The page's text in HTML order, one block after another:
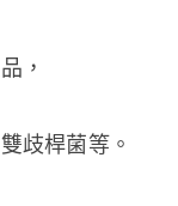
，
歧桿菌等。